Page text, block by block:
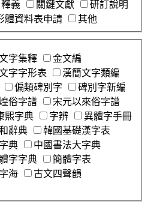
釋義 關鍵文獻
研訂說明
體資料表申請 其他
字集釋
金文編
字字形表
漢簡文字類編
偏類碑別字
碑別字新編
俗字譜
宋元以來俗字譜
熙字典 字辨
異體字手冊
辭典
韓國基礎漢字表
典
中國書法大字典
字字典
簡體字表
海
古文四聲韻